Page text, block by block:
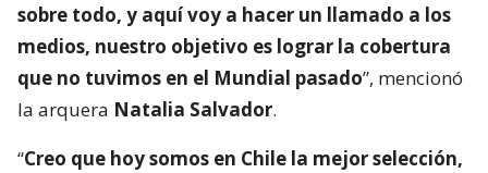
sobre todo, y aquí voy a hacer un llamado a los
medios, nuestro objetivo es lograr la cobertura
que no tuvimos en el Mundial pasado”, mencionó
la arquera Natalia Salvador.
“Creo que hoy somos en Chile la mejor selección,